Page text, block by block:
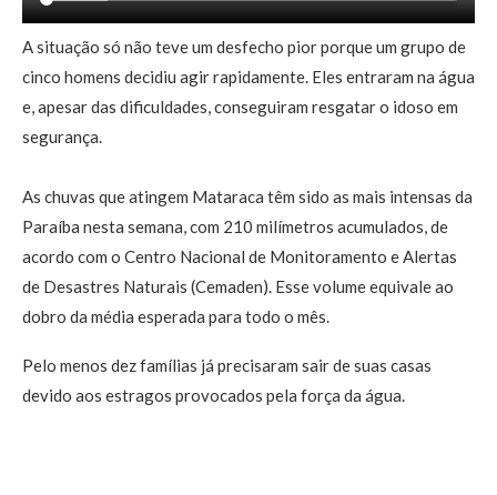
A situação só não teve um desfecho pior porque um grupo de
cinco homens decidiu agir rapidamente. Eles entraram na água
e, apesar das dificuldades, conseguiram resgatar o idoso em
segurança.
As chuvas que atingem Mataraca têm sido as mais intensas da
Paraíba nesta semana, com 210 milímetros acumulados, de
acordo com o Centro Nacional de Monitoramento e Alertas
de Desastres Naturais (Cemaden). Esse volume equivale ao
dobro da média esperada para todo o mês.
Pelo menos dez famílias já precisaram sair de suas casas
devido aos estragos provocados pela força da água.